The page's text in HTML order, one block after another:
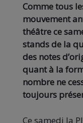
Comme tous
mouvement
théâtre ce
stands de la
des notes
quant à la
nombre ne
toujours
Ce samedi la